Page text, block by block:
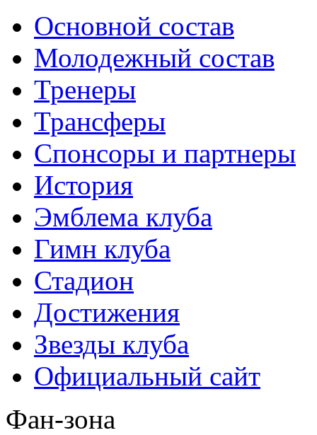
Основной состав
Молодежный состав
Тренеры
Трансферы
Спонсоры и партнеры
История
Эмблема клуба
Гимн клуба
Стадион
Достижения
Звезды клуба
Официальный сайт
Фан-зона